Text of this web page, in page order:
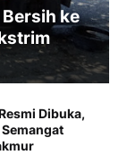
ke
Dibuka,